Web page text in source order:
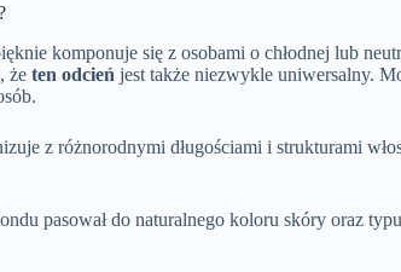
komponuje się z osobami o chłodnej lub
że ten odcień jest także niezwykle uniwersalny.
z różnorodnymi długościami i strukturami
pasował do naturalnego koloru skóry oraz